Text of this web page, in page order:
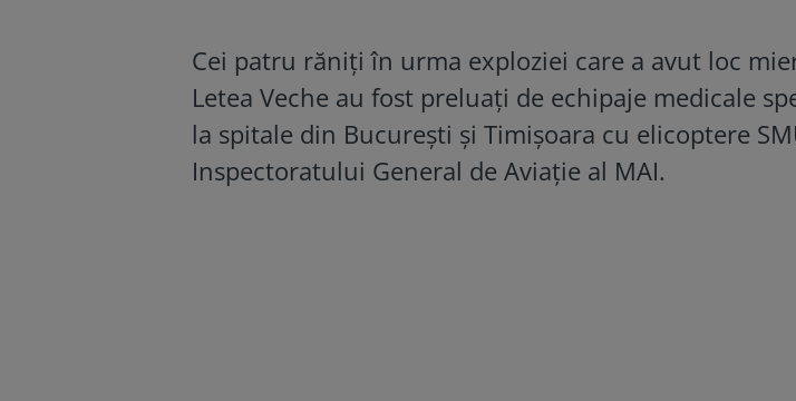
Cei patru răniți în urma exploziei care a avut loc
Letea Veche au fost preluați de echipaje medicale
la spitale din București și Timișoara cu elicoptere
Inspectoratului General de Aviație al MAI.